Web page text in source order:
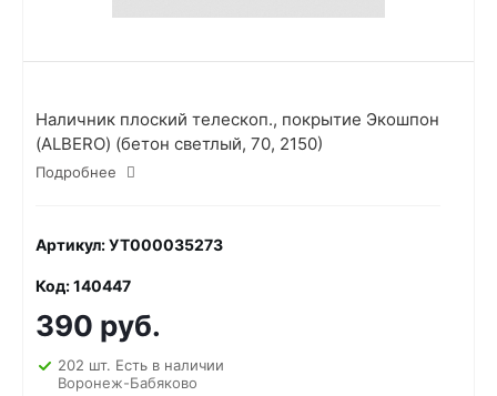
Наличник плоский телескоп., покрытие Экошпон
(ALBERO) (бетон светлый, 70, 2150)
Подробнее
Артикул: УТ000035273
Код: 140447
390 руб.
202 шт. Есть в наличии
Воронеж-Бабяково